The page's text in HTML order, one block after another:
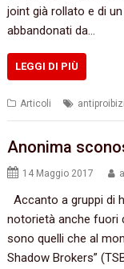
joint già rollato e di
abbandonati da…
LEGGI DI PIÙ
Articoli
Anonima
14 Maggio 2017
Accanto a gruppi di
notorietà anche fuori
sono quelli che al
Shadow Brokers”